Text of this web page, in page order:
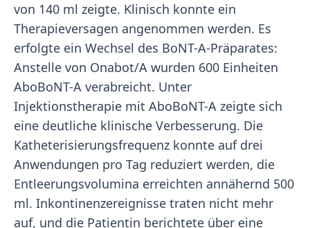
von 140 ml zeigte. Klinisch konnte ein
Therapieversagen angenommen werden. Es
erfolgte ein Wechsel des BoNT-A-Präparates:
Anstelle von Onabot/A wurden 600 Einheiten
AboBoNT-A verabreicht. Unter
Injektionstherapie mit AboBoNT-A zeigte sich
eine deutliche klinische Verbesserung. Die
Katheterisierungsfrequenz konnte auf drei
Anwendungen pro Tag reduziert werden, die
Entleerungsvolumina erreichten annähernd 500
ml. Inkontinenzereignisse traten nicht mehr
auf, und die Patientin berichtete über eine